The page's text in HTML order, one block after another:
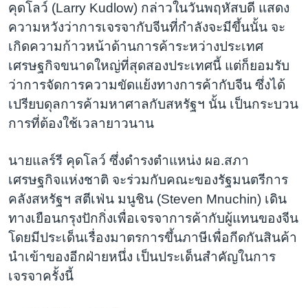
คุดโลว์ (Larry Kudlow) กล่าวในวันพฤหัสบดี แสดง
ความหวังว่าการเจรจากับจีนที่กำลังจะมีขึ้นนั้น จะ
เกิดความก้าวหน้าด้านการค้าระหว่างประเทศ
เศรษฐกิจขนาดใหญ่ที่สุดสองประเทศนี้ แต่ก็ยอมรับ
ว่าการจัดการความขัดแย้งทางการค้ากับจีน ซึ่งได้
เปรียบดุลการค้ามหาศาลกับสหรัฐฯ นั้น เป็นกระบวน
การที่ต้องใช้เวลายาวนาน
นายแลร์รี คุดโลว์ ซึ่งดำรงตำแหน่ง ผอ.สภา
เศรษฐกิจแห่งชาติ จะร่วมกับคณะของรัฐมนตรีการ
คลังสหรัฐฯ สตีเฟ่น มนูชิน (Steven Mnuchin) เดิน
ทางเยือนกรุงปักกิ่งเพื่อเจรจาการค้ากับผู้แทนของจีน
โดยมีประเด็นเรื่องมาตรการขึ้นภาษีเพื่อกีดกันสินค้า
นำเข้าของอีกฝ่ายหนึ่ง เป็นประเด็นสำคัญในการ
เจรจาครั้งนี้